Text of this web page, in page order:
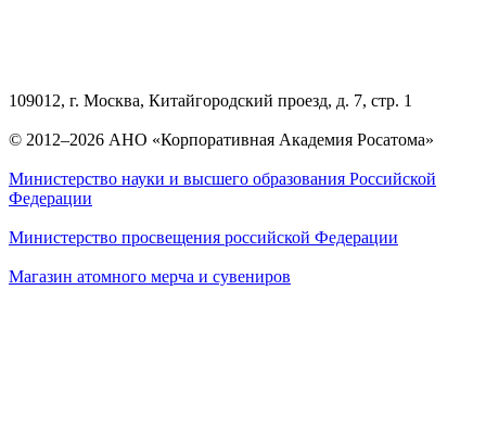
109012, г. Москва, Китайгородский проезд, д. 7, стр. 1
© 2012–2026 АНО «Корпоративная Академия Росатома»
Министерство науки и высшего образования Российской
Федерации
Министерство просвещения российской Федерации
Магазин атомного мерча и сувениров